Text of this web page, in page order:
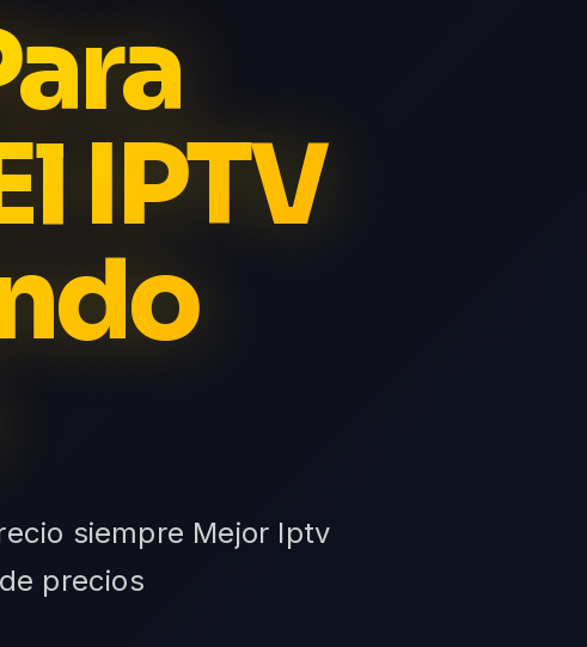
IPTV
siempre Mejor Iptv
precios